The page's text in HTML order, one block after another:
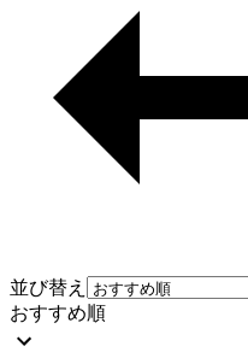
並び替え
おすすめ順